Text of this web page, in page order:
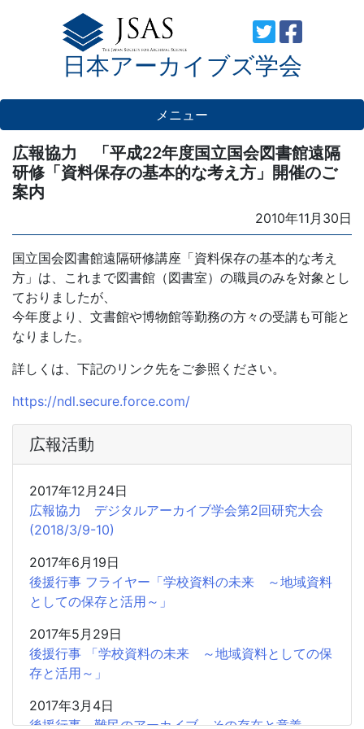
日本アーカイブズ学会
メニュー
広報協力 「平成22年度国立国会図書館遠隔
研修「資料保存の基本的な考え方」開催のご
案内
Posted
on
2010年11月30日
国立国会図書館遠隔研修講座「資料保存の基本的な考え
方」は、これまで図書館（図書室）の職員のみを対象とし
ておりましたが、
今年度より、文書館や博物館等勤務の方々の受講も可能と
なりました。
詳しくは、下記のリンク先をご参照ください。
https://ndl.secure.force.com/
広報活動
2017年12月24日
広報協力 デジタルアーカイブ学会第2回研究大会
(2018/3/9-10)
2017年6月19日
後援行事 フライヤー「学校資料の未来 ～地域資料
としての保存と活用～」
2017年5月29日
後援行事 「学校資料の未来 ～地域資料としての保
存と活用～」
2017年3月4日
後援行事 難民のアーカイブ その存在と意義